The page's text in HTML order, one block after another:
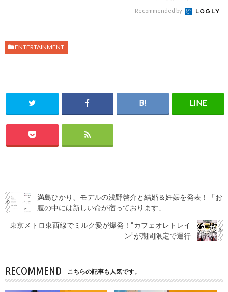
Recommended by
ENTERTAINMENT
満島ひかり、モデルの浅野啓介と結婚＆妊娠を発表！「お
腹の中には新しい命が宿っております」
東京メトロ東西線でミルク愛が爆発！“カフェオレトレイ
ン”が期間限定で運行
RECOMMEND こちらの記事も人気です。